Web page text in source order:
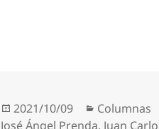
Publicado
el
2021/10/09 Categorías
Columnas
José Ángel Prenda, Juan